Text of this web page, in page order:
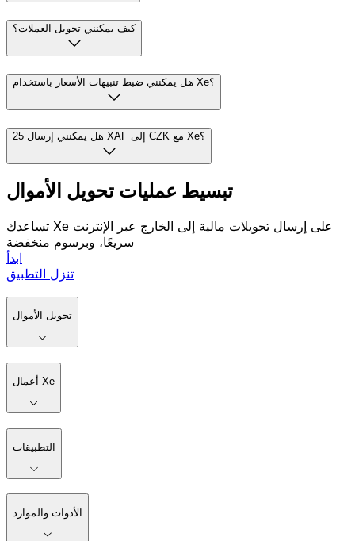
كيف يمكنني تحويل العملات؟
هل يمكنني ضبط تنبيهات الأسعار باستخدام Xe؟
هل يمكنني إرسال 25 XAF إلى CZK مع Xe؟
تبسيط عمليات تحويل الأموال
تساعدك Xe على إرسال تحويلات مالية إلى الخارج عبر الإنترنت
سريعًا، وبرسوم منخفضة
ابدأ
تنزل التطبيق
تحويل الأموال
أعمال Xe
التطبيقات
الأدوات والموارد